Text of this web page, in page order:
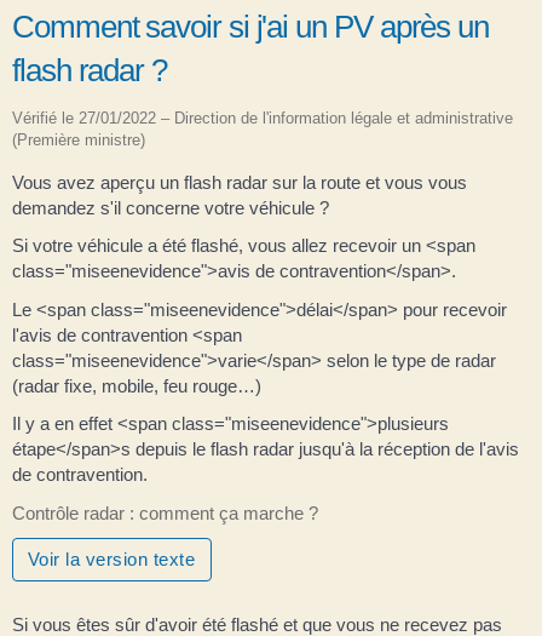
Comment savoir si j'ai un PV après un
flash radar ?
Vérifié le 27/01/2022 – Direction de l'information légale et administrative
(Première ministre)
Vous avez aperçu un flash radar sur la route et vous vous
demandez s'il concerne votre véhicule ?
Si votre véhicule a été flashé, vous allez recevoir un <span
class="miseenevidence">avis de contravention</span>.
Le <span class="miseenevidence">délai</span> pour recevoir
l'avis de contravention <span
class="miseenevidence">varie</span> selon le type de radar
(radar fixe, mobile, feu rouge…)
Il y a en effet <span class="miseenevidence">plusieurs
étape</span>s depuis le flash radar jusqu'à la réception de l'avis
de contravention.
Contrôle radar : comment ça marche ?
Voir la version texte
Si vous êtes sûr d'avoir été flashé et que vous ne recevez pas